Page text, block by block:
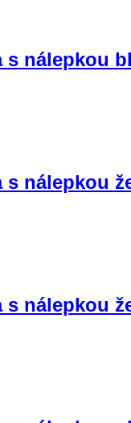
nálepkou
nálepkou
nálepkou